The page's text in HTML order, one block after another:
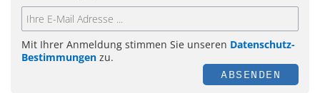
Mit Ihrer Anmeldung stimmen Sie unseren Datenschutz-
Bestimmungen zu.
ABSENDEN